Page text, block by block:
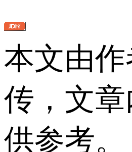
本文由
传，文章
供参考。